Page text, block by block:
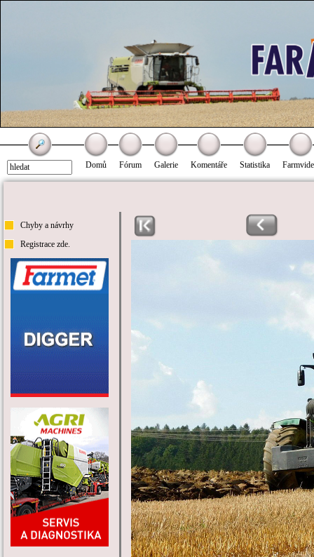
Domů Fórum Galerie Komentáře Statistika
Chyby a návrhy
Registrace zde.